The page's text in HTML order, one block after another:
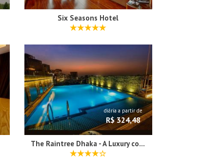
Six Seasons Hotel
diária a partir de
R$ 324,48
The Raintree Dhaka - A Luxury collection Hotel